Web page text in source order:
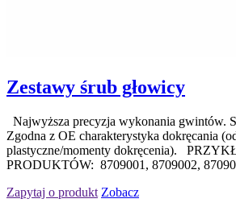
Zestawy śrub głowicy
Najwyższa precyzja wykonania gwintów.
Zgodna z OE charakterystyka dokręcania
plastyczne/momenty dokręcenia).
PRODUKTÓW: 8709001, 8709002,
Zapytaj o produkt Zobacz